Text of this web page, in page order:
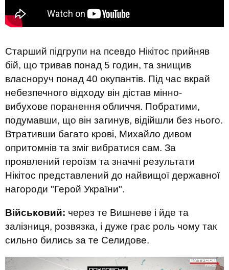
Старший підгрупи на псевдо Нікітос прийняв
бій, що тривав понад 5 годин, та знищив
власноруч понад 40 окупантів. Під час вкрай
небезпечного відходу він дістав мінно-
вибухове поранення обличчя. Побратими,
подумавши, що він загинув, відійшли без нього.
Втративши багато крові, Михайло дивом
опритомнів та зміг вибратися сам. За
проявлений героїзм та значні результати
Нікітос представлений до найвищої державної
нагороди "Герой України".
Військовий: через те Вишневе і йде та
залізниця, розвязка, і дуже грає роль чому так
сильно бились за те Селидове.